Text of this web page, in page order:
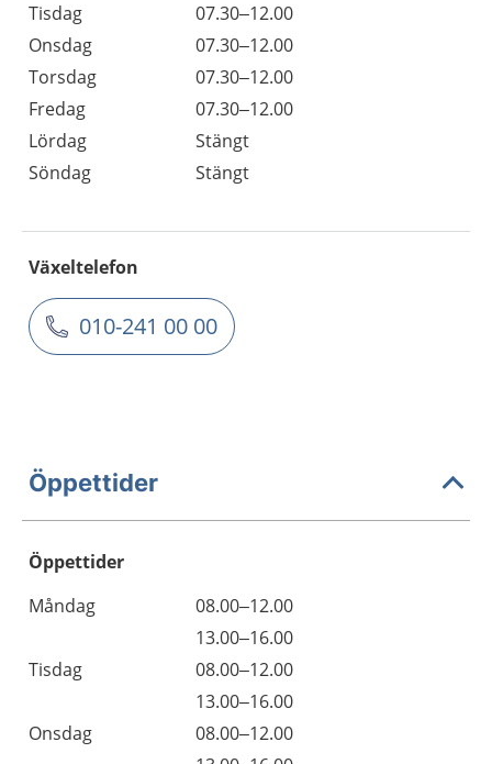
Tisdag
07.30–12.00
Onsdag
07.30–12.00
Torsdag
07.30–12.00
Fredag
07.30–12.00
Lördag
Stängt
Söndag
Stängt
Växeltelefon
010-241 00 00
Öppettider
Öppettider
Dag
Öppettider
Kommentarer
Måndag
08.00–12.00
13.00–16.00
Tisdag
08.00–12.00
13.00–16.00
Onsdag
08.00–12.00